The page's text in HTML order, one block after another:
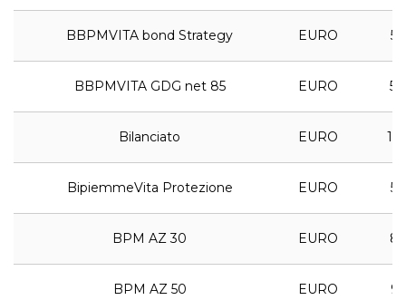
BBPMVITA bond Strategy EURO
BBPMVITA GDG net 85 EURO
Bilanciato EURO
BipiemmeVita Protezione EURO
BPM AZ 30 EURO
BPM AZ 50 EURO